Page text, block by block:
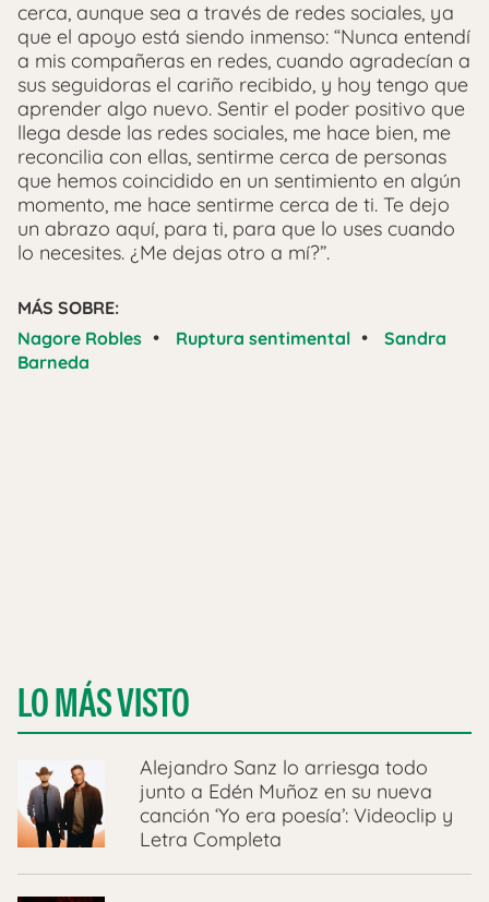
cerca, aunque sea a través de redes sociales, ya
que el apoyo está siendo inmenso: “Nunca entendí
a mis compañeras en redes, cuando agradecían a
sus seguidoras el cariño recibido, y hoy tengo que
aprender algo nuevo. Sentir el poder positivo que
llega desde las redes sociales, me hace bien, me
reconcilia con ellas, sentirme cerca de personas
que hemos coincidido en un sentimiento en algún
momento, me hace sentirme cerca de ti. Te dejo
un abrazo aquí, para ti, para que lo uses cuando
lo necesites. ¿Me dejas otro a mí?”.
MÁS SOBRE:
Nagore Robles • Ruptura sentimental •
Sandra
Barneda
LO MÁS VISTO
Alejandro Sanz lo arriesga todo
junto a Edén Muñoz en su nueva
canción ‘Yo era poesía’: Videoclip y
Letra Completa